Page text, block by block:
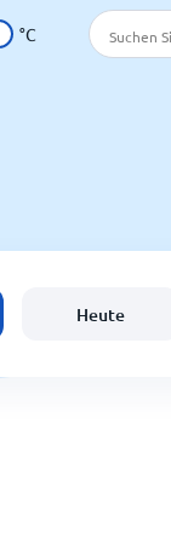
°C
Heute